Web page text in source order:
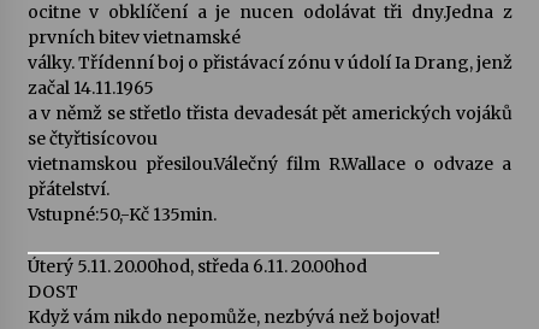
Pozvánka na integrační festival Quijotova
šedesátka: 28. 7.–1. 8. 2026
28. 7. 2026
Letní koncerty ve Stromovce: Kolchoz a
28. 7. 2026
23. 7. 2026
ocitne v obklíčení a je nucen odolávat tři dny.Jedna z
prvních bitev vietnamské
války. Třídenní boj o přistávací zónu v údolí Ia Drang, jenž
začal 14.11.1965
a v němž se střetlo třista devadesát pět amerických vojáků
se čtyřtisícovou
vietnamskou přesilou.Válečný film R.Wallace o odvaze a
přátelství.
Vstupné:50,-Kč 135min.
Úterý 5.11. 20.00hod, středa 6.11. 20.00hod
DOST
Když vám nikdo nepomůže, nezbývá než bojovat!